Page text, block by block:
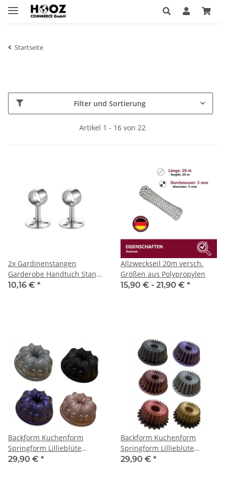
Startseite
Filter und Sortierung
Artikel 1 - 16 von 22
2x Gardinenstangen
Garderobe Handtuch Stange
Halterung Stangenhalterung
10,16 € *
Allzweckseil 20m versch.
Größen aus Polypropylen
15,90 € - 21,90 € *
Backform Kuchenform
Springform Lillieblüte
Spiralblüte
29,90 € *
Backform Kuchenform
Springform Lillieblüte
Spiralblüte Tortenform
29,90 € *